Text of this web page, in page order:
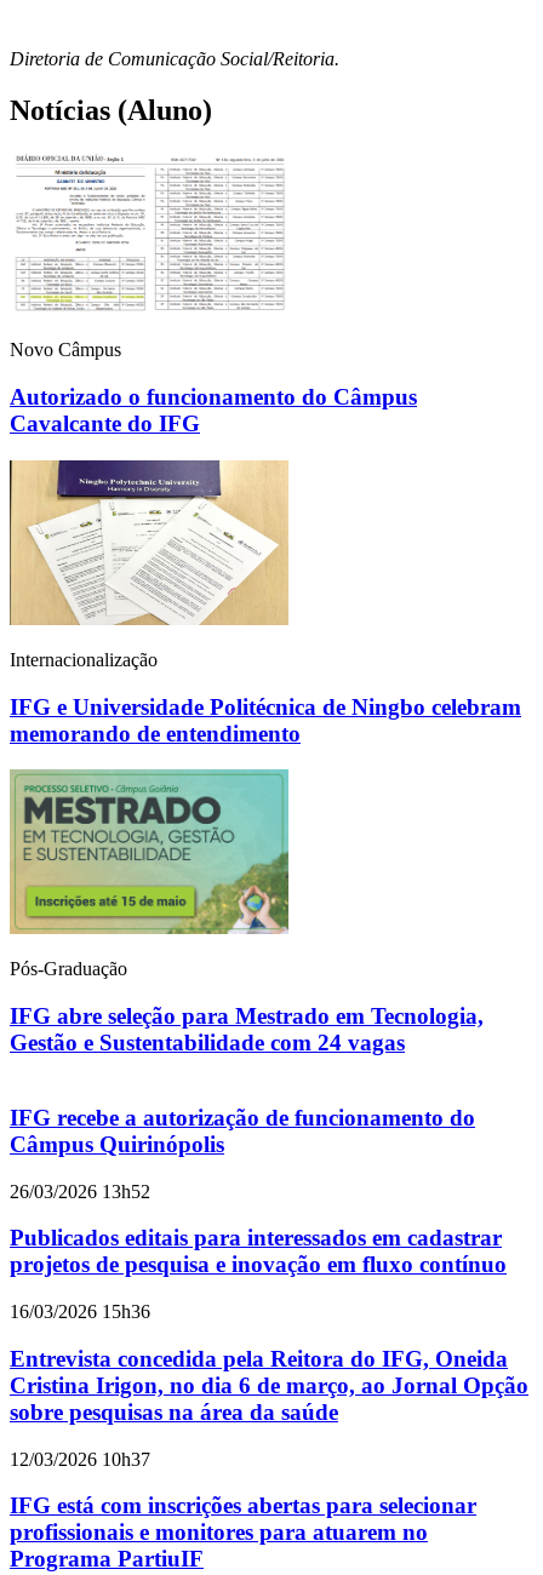
Diretoria de Comunicação Social/Reitoria.
Notícias (Aluno)
Novo Câmpus
Autorizado o funcionamento do Câmpus
Cavalcante do IFG
Internacionalização
IFG e Universidade Politécnica de Ningbo celebram
memorando de entendimento
Pós-Graduação
IFG abre seleção para Mestrado em Tecnologia,
Gestão e Sustentabilidade com 24 vagas
IFG recebe a autorização de funcionamento do
Câmpus Quirinópolis
26/03/2026 13h52
Publicados editais para interessados em cadastrar
projetos de pesquisa e inovação em fluxo contínuo
16/03/2026 15h36
Entrevista concedida pela Reitora do IFG, Oneida
Cristina Irigon, no dia 6 de março, ao Jornal Opção
sobre pesquisas na área da saúde
12/03/2026 10h37
IFG está com inscrições abertas para selecionar
profissionais e monitores para atuarem no
Programa PartiuIF